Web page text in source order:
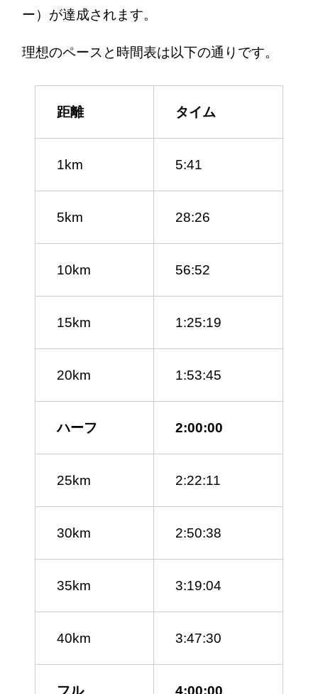
ー）が達成されます。
理想のペースと時間表は以下の通りです。
距離 タイム
1km 5:41
5km 28:26
10km 56:52
15km 1:25:19
20km 1:53:45
ハーフ 2:00:00
25km 2:22:11
30km 2:50:38
35km 3:19:04
40km 3:47:30
フル 4:00:00